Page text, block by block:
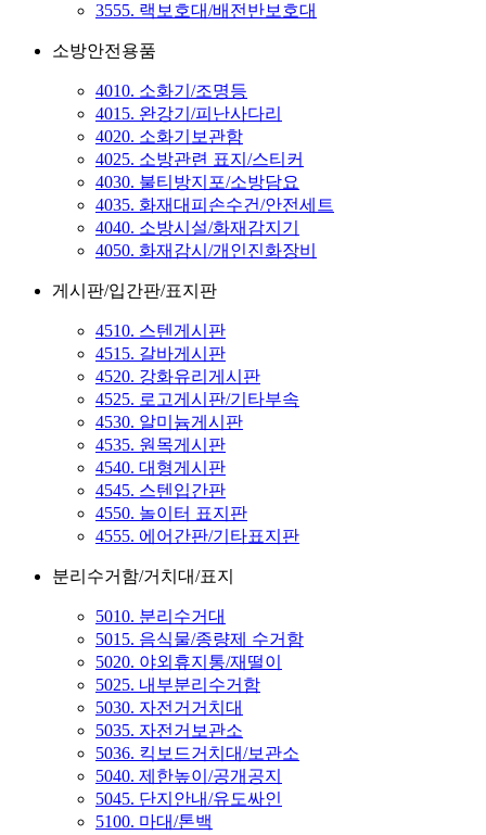
3555. 랙보호대/배전반보호대
소방안전용품
4010. 소화기/조명등
4015. 완강기/피난사다리
4020. 소화기보관함
4025. 소방관련 표지/스티커
4030. 불티방지포/소방담요
4035. 화재대피손수건/안전세트
4040. 소방시설/화재감지기
4050. 화재감시/개인진화장비
게시판/입간판/표지판
4510. 스텐게시판
4515. 갈바게시판
4520. 강화유리게시판
4525. 로고게시판/기타부속
4530. 알미늄게시판
4535. 원목게시판
4540. 대형게시판
4545. 스텐입간판
4550. 놀이터 표지판
4555. 에어간판/기타표지판
분리수거함/거치대/표지
5010. 분리수거대
5015. 음식물/종량제 수거함
5020. 야외휴지통/재떨이
5025. 내부분리수거함
5030. 자전거거치대
5035. 자전거보관소
5036. 킥보드거치대/보관소
5040. 제한높이/공개공지
5045. 단지안내/유도싸인
5100. 마대/톤백